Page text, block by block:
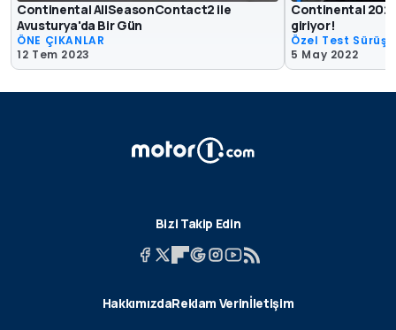
Continental AllSeasonContact2 ile
Avusturya'da Bir Gün
ÖNE ÇIKANLAR
12 Tem 2023
Continental
giriyor!
Özel Test
5 May 2022
Bizi Takip Edin
HakkımızdaReklam Verinİletişim